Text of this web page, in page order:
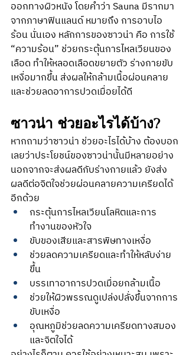
ออกทางผิวหนัง โดยคำว่า Sauna มีรากมา
จากภาษาฟินแลนด์ หมายถึง การอาบไอ
ร้อน นั่นเอง หลักการของซาวน่า คือ การใช้
“ความร้อน” ช่วยกระตุ้นการไหลเวียนของ
เลือด ทำให้หลอดเลือดขยายตัว ร่างกายขับ
เหงื่อมากขึ้น ส่งผลให้กล้ามเนื้อผ่อนคลาย
และช่วยลดอาการปวดเมื่อยได้ดี
ซาวน่า ช่วยอะไรได้บ้าง?
หากถามว่าซาวน่า ช่วยอะไรได้บ้าง ต้องบอก
เลยว่าประโยชน์ของซาวน่านั้นมีหลายอย่าง
นอกจากจะส่งผลดีกับร่างกายแล้ว ยังส่ง
ผลดีต่อจิตใจช่วยผ่อนคลายความเครียดได้
อีกด้วย
กระตุ้นการไหลเวียนโลหิตและการ
ทำงานของหัวใจ
ขับของเสียและสารพิษทางเหงื่อ
ช่วยลดความเครียดและทำให้หลับง่าย
ขึ้น
บรรเทาอาการปวดเมื่อยกล้ามเนื้อ
ช่วยให้ผิวพรรณดูเปล่งปลั่งขึ้นจากการ
ขับเหงื่อ
อุณหภูมิช่วยลดความเครียดทางสมอง
และจิตใจได้